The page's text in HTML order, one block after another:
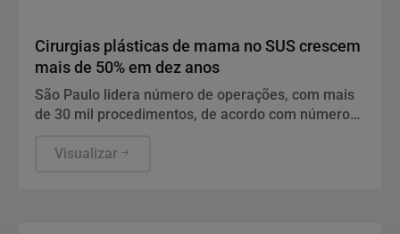
Cirurgias plásticas de mama no SUS crescem
mais de 50% em dez anos
São Paulo lidera número de operações, com mais
de 30 mil procedimentos, de acordo com números
Visualizar